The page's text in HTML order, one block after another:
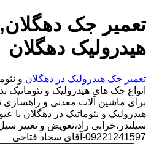
تعمیر جک
هیدرولیک دهگلان
تعمیر جک هیدرولیک در دهگلان و
انواع جک های هیدرولیک و نئوماتیک
برای ماشین آلات معدنی و راهسازی
هیدرولیک و نئوماتیک در دهگلان با
سیلندر،خرابی راد،تعویض و تغییر
09221241597-آقای سجاد فتاحی